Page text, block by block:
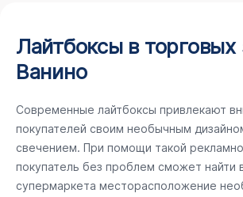
Лайтбоксы в торговых
Ванино
Современные лайтбоксы привлекают
покупателей своим необычным
свечением. При помощи такой
покупатель без проблем сможет найти
супермаркета месторасположение